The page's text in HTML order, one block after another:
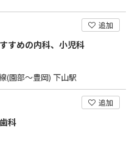
追加
すめの内科、小児科
(園部～豊岡) 下山駅
追加
科